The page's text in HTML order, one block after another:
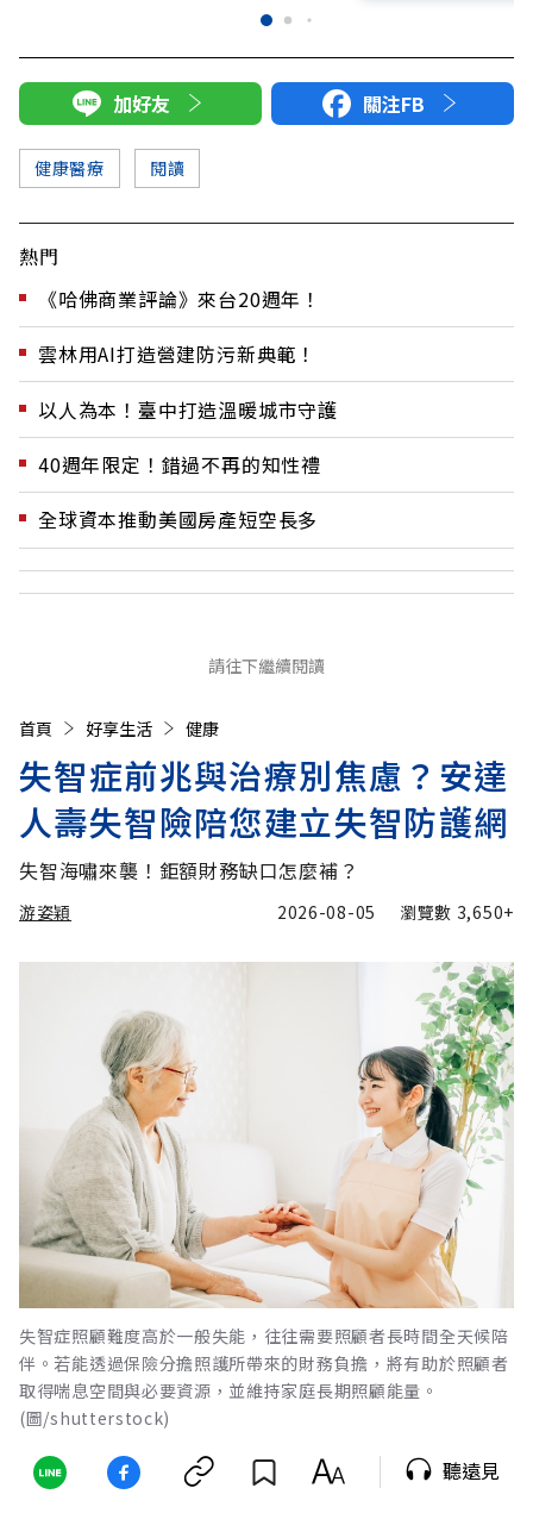
加好友 關注FB
健康醫療 閱讀
熱門
《哈佛商業評論》來台20週年！
雲林用AI打造營建防污新典範！
以人為本！臺中打造溫暖城市守護
40週年限定！錯過不再的知性禮
全球資本推動美國房產短空長多
請往下繼續閱讀
首頁 好享生活 健康
失智症前兆與治療別焦慮？安達
人壽失智險陪您建立失智防護網
失智海嘯來襲！鉅額財務缺口怎麼補？
游姿穎 2026-08-05 瀏覽數 3,650+
失智症照顧難度高於一般失能，往往需要照顧者長時間全天候陪
伴。若能透過保險分擔照護所帶來的財務負擔，將有助於照顧者
取得喘息空間與必要資源，並維持家庭長期照顧能量。
(圖/shutterstock)
聽遠見